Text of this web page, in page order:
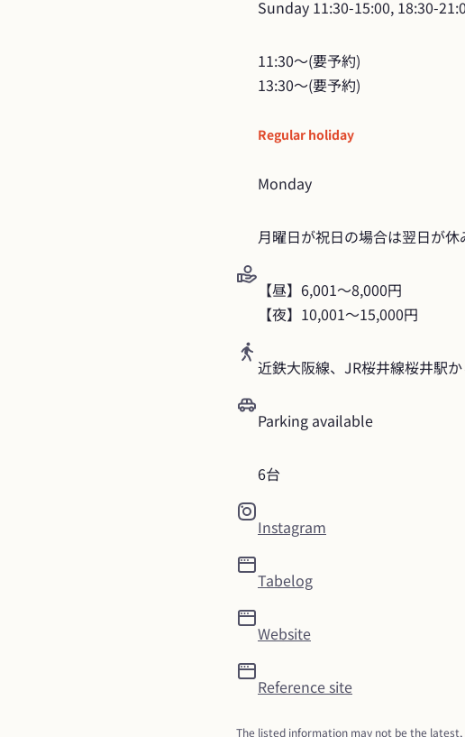
Sunday 11:30-15:00, 18:30-
11:30～(要予約)
13:30～(要予約)
Regular holiday
Monday
月曜日が祝日の場合は翌日が休
【昼】6,001～8,000円
【夜】10,001～15,000円
近鉄大阪線、JR桜井線桜井駅
Parking available
6台
Instagram
Tabelog
Website
Reference site
The listed information may not be the